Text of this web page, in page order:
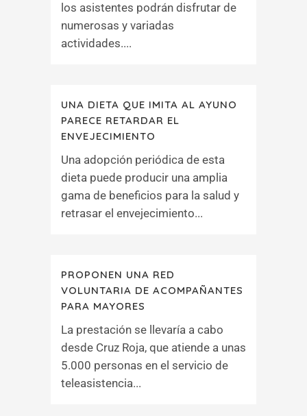
los asistentes podrán disfrutar de
numerosas y variadas
actividades....
UNA DIETA QUE IMITA AL AYUNO
PARECE RETARDAR EL
ENVEJECIMIENTO
Una adopción periódica de esta
dieta puede producir una amplia
gama de beneficios para la salud y
retrasar el envejecimiento...
PROPONEN UNA RED
VOLUNTARIA DE ACOMPAÑANTES
PARA MAYORES
La prestación se llevaría a cabo
desde Cruz Roja, que atiende a unas
5.000 personas en el servicio de
teleasistencia...